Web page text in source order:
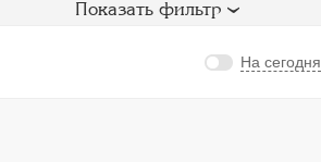
Показать фильтр
На сегодня